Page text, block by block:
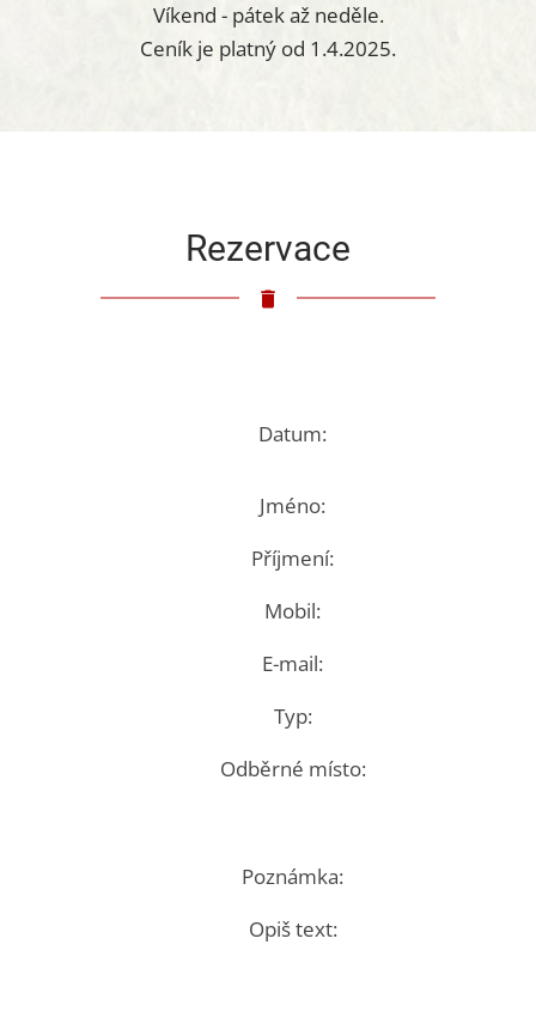
Víkend - pátek až neděle.
Ceník je platný od 1.4.2025.
Rezervace
Datum:
Jméno:
Příjmení:
Mobil:
E-mail:
Typ:
Odběrné místo:
Poznámka:
Opiš text: